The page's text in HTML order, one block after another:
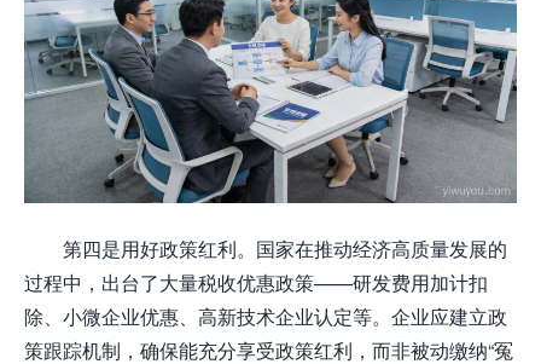
第四是用好政策红利。国家在推动经济高质量发展的
过程中，出台了大量税收优惠政策——研发费用加计扣
除、小微企业优惠、高新技术企业认定等。企业应建立政
策跟踪机制，确保能充分享受政策红利，而非被动缴纳“冤